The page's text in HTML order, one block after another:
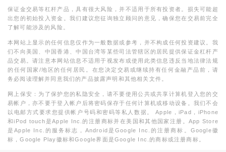
保证金交易等杠杆产品，具有很大风险，并不适用于所有投资者。损失可能超
出您的初始投入资金。我们建议您征询独立顾问的意见，确保您在交易前完全
了解可能涉及的风险。
本网站上显示的任何信息仅作为一般数据或参考，并不构成任何投资建议。我
们不向美国、中国香港、中国台湾等某些司法管辖区的居民提供保证金杠杆产
品交易。请注意本网站信息不适用于视发布或使用此类信息违反当地法律法规
的任何国家/地区的任何居民。在您决定交易或继续持有任何金融产品前，请
务必阅读理解并同意我们的产品披露声明和其他相关文件。
网上保安：为了保护您的私隐安全，请不要使用公共或共享计算机登入您的交
易帐户，亦不要于登入帐户后将密码保存于任何计算机或移动设备。我们不会
以电邮方式要求您提供帐户号码和密码等私人数据。 Apple，iPad，iPhone
和iPod touch是Apple Inc.的注册商标并在美国和其他国家注册。App Store
是Apple Inc.的服务标志，Android是Google Inc.的注册商标。Google徽
标，Google Play徽标和Google界面是Google Inc.的商标或注册商标。